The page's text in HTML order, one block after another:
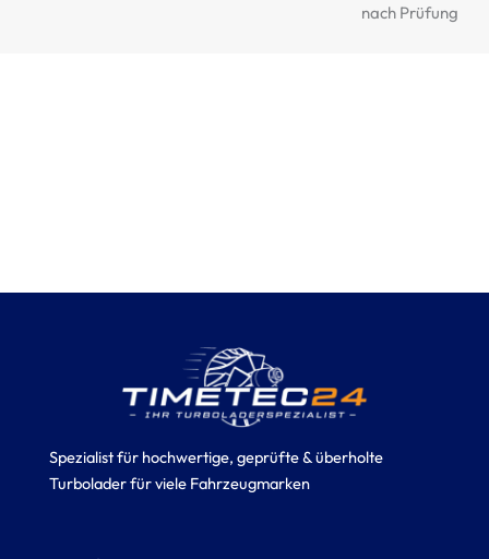
nach Prüfung
Spezialist für hochwertige, geprüfte & überholte
Turbolader für viele Fahrzeugmarken